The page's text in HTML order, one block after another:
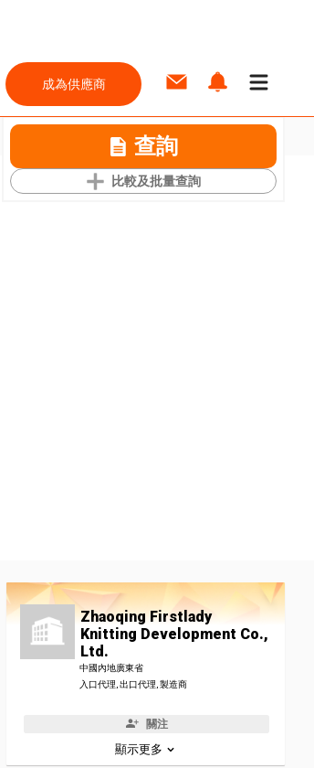
成為供應商
查詢
比較及批量查詢
Zhaoqing Firstlady
Knitting Development Co.,
Ltd.
中國內地廣東省
入口代理, 出口代理, 製造商
關注
顯示更多